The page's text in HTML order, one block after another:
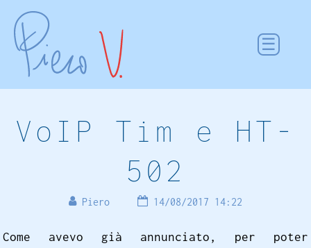
VoIP Tim e HT-
502
Piero 14/08/2017 14:22
Come avevo già annunciato, per poter